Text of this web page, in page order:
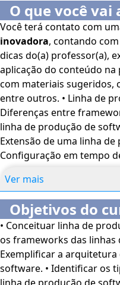
O que você vai
Você terá contato com
inovadora, contando
dicas do(a) professor(a),
aplicação do conteúdo na
com materiais sugeridos,
entre outros. • Linha de produção de software. •
Diferenças entre
linha de produção de
Extensão de uma linha
Configuração em tempo
Ver mais
Objetivos do
• Conceituar linha de
os frameworks das linhas
Exemplificar a
software. • Identificar os